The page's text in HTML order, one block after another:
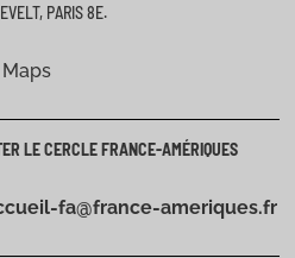
PARIS 8E.
LE CERCLE FRANCE-AMÉRIQUES
fa@france-ameriques.fr